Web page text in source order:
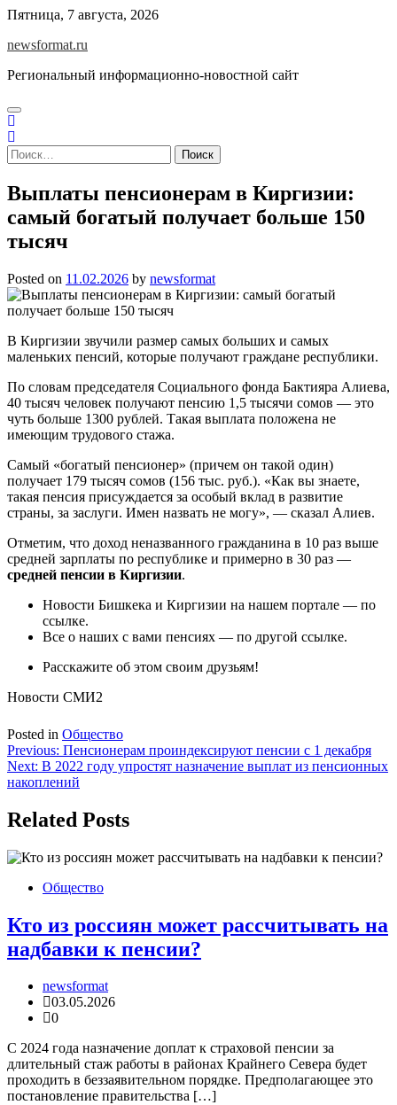
Skip
content
Пятница, 7 августа, 2026
newsformat.ru
Региональный информационно-новостной сайт
Найти:
Выплаты пенсионерам в Киргизии:
самый богатый получает больше 150
тысяч
Posted on 11.02.2026 by newsformat
В Киргизии звучили размер самых больших и самых
маленьких пенсий, которые получают граждане республики.
По словам председателя Социального фонда Бактияра Алиева,
40 тысяч человек получают пенсию 1,5 тысячи сомов — это
чуть больше 1300 рублей. Такая выплата положена не
имеющим трудового стажа.
Самый «богатый пенсионер» (причем он такой один)
получает 179 тысяч сомов (156 тыс. руб.). «Как вы знаете,
такая пенсия присуждается за особый вклад в развитие
страны, за заслуги. Имен назвать не могу», — сказал Алиев.
Отметим, что доход неназванного гражданина в 10 раз выше
средней зарплаты по республике и примерно в 30 раз —
средней пенсии в Киргизии.
Новости Бишкека и Киргизии на нашем портале — по
ссылке.
Все о наших с вами пенсиях — по другой ссылке.
Расскажите об этом своим друзьям!
Новости СМИ2
Posted in Общество
Навигация
по
Previous: Пенсионерам проиндексируют пенсии с 1 декабря
Next: В 2022 году упростят назначение выплат из пенсионных
накоплений
Related Posts
Общество
Кто из россиян может рассчитывать на
надбавки к пенсии?
newsformat
03.05.2026
0
С 2024 года назначение доплат к страховой пенсии за
длительный стаж работы в районах Крайнего Севера будет
проходить в беззаявительном порядке. Предполагающее это
постановление правительства […]